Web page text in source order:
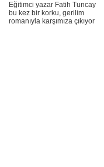
Eğitimci yazar Fatih Tuncay
bu kez bir korku, gerilim
romanıyla karşımıza çıkıyor